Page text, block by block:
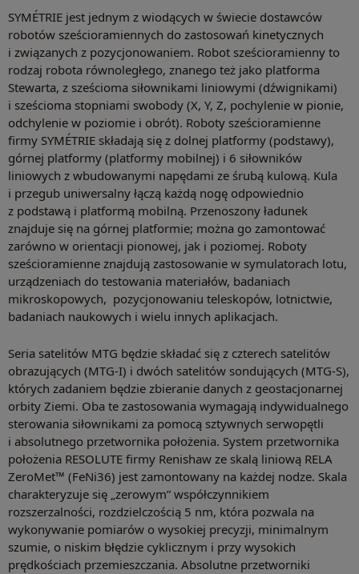
SYMÉTRIE jest jednym z wiodących w świecie dostawców
robotów sześcioramiennych do zastosowań kinetycznych
i związanych z pozycjonowaniem. Robot sześcioramienny to
rodzaj robota równoległego, znanego też jako platforma
Stewarta, z sześcioma siłownikami liniowymi (dźwignikami)
i sześcioma stopniami swobody (X, Y, Z, pochylenie w pionie,
odchylenie w poziomie i obrót). Roboty sześcioramienne
firmy SYMÉTRIE składają się z dolnej platformy (podstawy),
górnej platformy (platformy mobilnej) i 6 siłowników
liniowych z wbudowanymi napędami ze śrubą kulową. Kula
i przegub uniwersalny łączą każdą nogę odpowiednio
z podstawą i platformą mobilną. Przenoszony ładunek
znajduje się na górnej platformie; można go zamontować
zarówno w orientacji pionowej, jak i poziomej. Roboty
sześcioramienne znajdują zastosowanie w symulatorach lotu,
urządzeniach do testowania materiałów, badaniach
mikroskopowych, pozycjonowaniu teleskopów, lotnictwie,
badaniach naukowych i wielu innych aplikacjach.
Seria satelitów MTG będzie składać się z czterech satelitów
obrazujących (MTG-I) i dwóch satelitów sondujących (MTG-S),
których zadaniem będzie zbieranie danych z geostacjonarnej
orbity Ziemi. Oba te zastosowania wymagają indywidualnego
sterowania siłownikami za pomocą sztywnych serwopętli
i absolutnego przetwornika położenia. System przetwornika
położenia RESOLUTE firmy Renishaw ze skalą liniową RELA
ZeroMet™ (FeNi36) jest zamontowany na każdej nodze. Skala
charakteryzuje się „zerowym” współczynnikiem
rozszerzalności, rozdzielczością 5 nm, która pozwala na
wykonywanie pomiarów o wysokiej precyzji, minimalnym
szumie, o niskim błędzie cyklicznym i przy wysokich
prędkościach przemieszczania. Absolutne przetworniki